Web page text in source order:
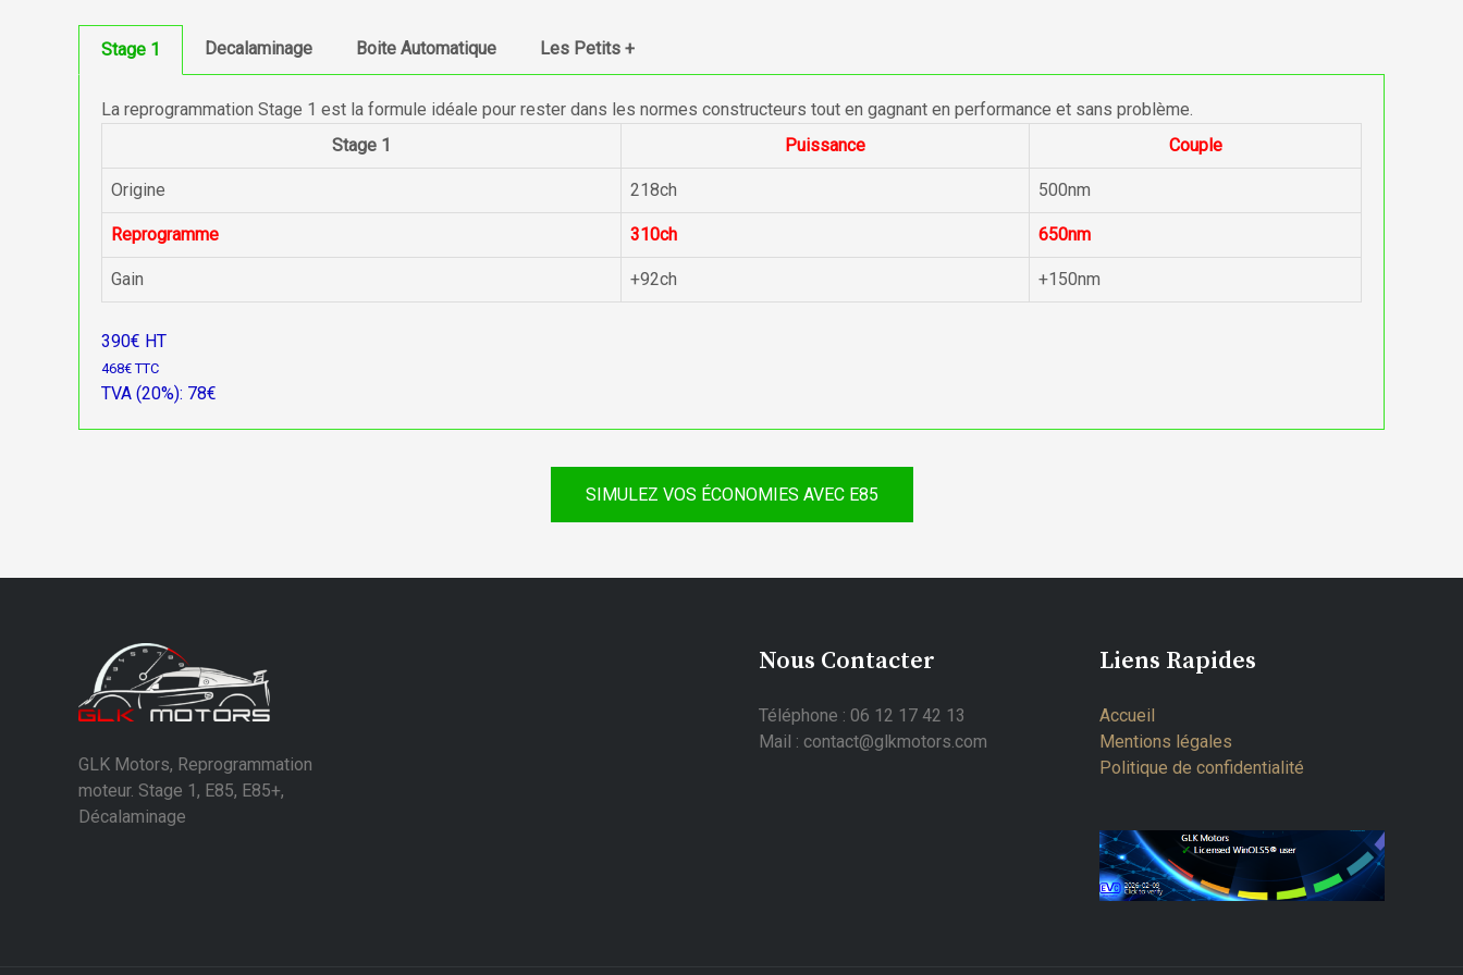
Stage 1 Decalaminage Boite Automatique Les Petits +
La reprogrammation Stage 1 est la formule idéale pour rester dans les normes constructeurs tout en gagnant en performance et sans problème.
Stage 1
Puissance Couple
Origine 218ch 500nm
Reprogramme 310ch 650nm
Gain +92ch +150nm
390€ HT
468€ TTC
TVA (20%): 78€
SIMULEZ VOS ÉCONOMIES AVEC E85
GLK Motors, Reprogrammation
moteur. Stage 1, E85, E85+,
Décalaminage
Nous Contacter
Téléphone : 06 12 17 42 13
Mail : contact@glkmotors.com
Liens Rapides
Accueil
Mentions légales
Politique de confidentialité